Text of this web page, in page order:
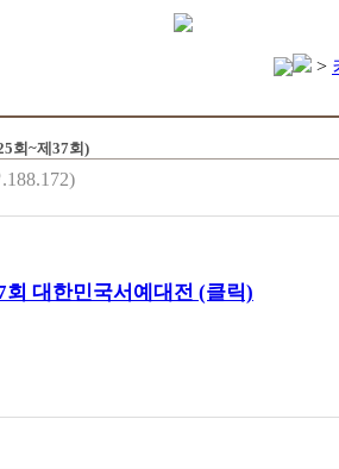
>
회~제37회)
대한민국서예대전 (클릭)